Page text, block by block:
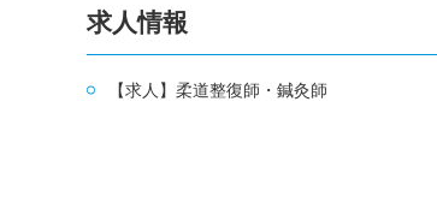
求人情報
【求人】柔道整復師・鍼灸師